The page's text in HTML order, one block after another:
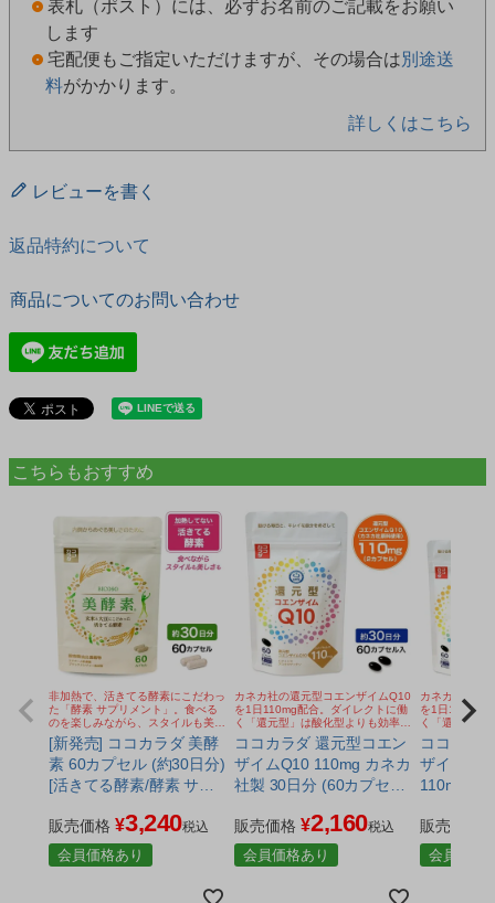
表札（ポスト）には、必ずお名前のご記載をお願い
します
宅配便もご指定いただけますが、その場合は別途送
料がかかります。
詳しくはこちら
レビューを書く
返品特約について
商品についてのお問い合わせ
こちらもおすすめ
非加熱で、活きてる酵素にこだわっ
た「酵素 サプリメント」。食べる
のを楽しみながら、スタイルも美し
さも。2カプセル中660mgの活きて
る酵素含有の麹酵素。エクオール乳
酸菌、ブラックジンジャーも配合
[新発売] ココカラダ 美酵
素 60カプセル (約30日分)
[活きてる酵素/酵素 サプ
販売価格 ¥3,240税込
会員価格あり
カネカ社の還元型コエンザイムQ10
を1日110mg配合。ダイレクトに働
く「還元型」は酸化型よりも効率い
いです。基材油や着色カプセルにも
こだわり。
ココカラダ 還元型コエン
ザイムQ10 110mg カネカ
社製 30日分 (60カプセル)
ネコポス対応商品
販売価格 ¥2,160税込
会員価格あり
カネカ社の還
を1日110mg
く「還元型」
こだわり。
ココカラ
ザイム
110mg 60
元型COQ10] ※ネ
対応商品
販売価格
会員価格